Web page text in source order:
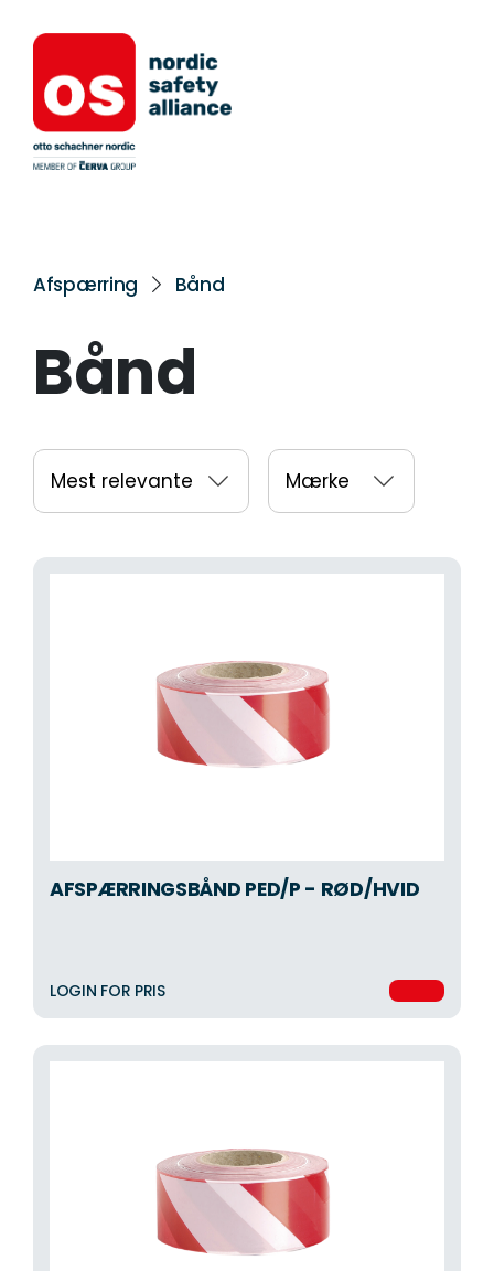
Afspærring Bånd
Bånd
Mest relevante Mærke
AFSPÆRRINGSBÅND PED/P - RØD/HVID
LOGIN FOR PRIS